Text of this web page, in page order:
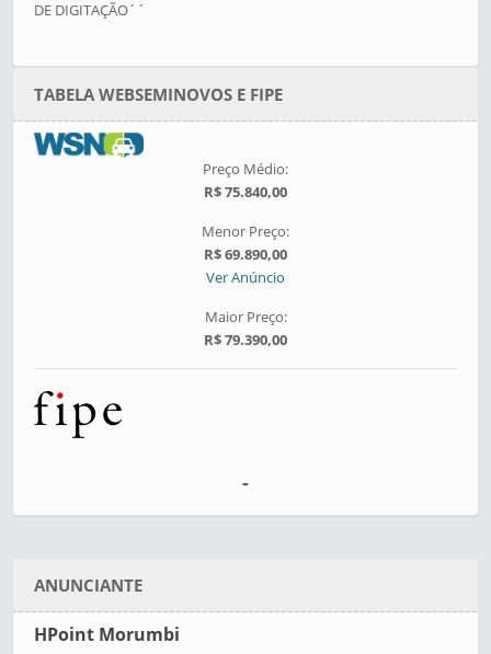
DE DIGITAÇÃO´´
TABELA WEBSEMINOVOS E FIPE
Preço Médio:
R$ 75.840,00
Menor Preço:
R$ 69.890,00
Ver Anúncio
Maior Preço:
R$ 79.390,00
-
ANUNCIANTE
HPoint Morumbi